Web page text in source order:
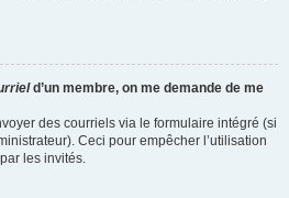
d’un membre, on me demande de me
des courriels via le formulaire intégré (si
Ceci pour empêcher l’utilisation
les invités.